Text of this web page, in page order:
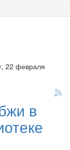
22 февраля
в